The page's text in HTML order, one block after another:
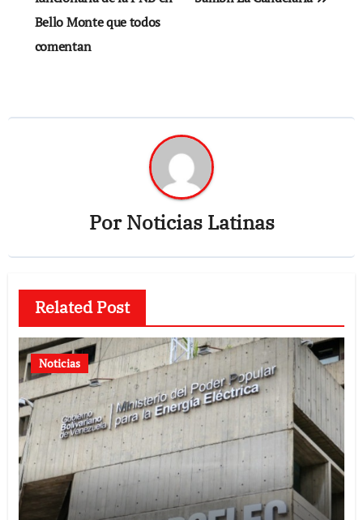
entradas
Bello Monte que todos
comentan
PorNoticias Latinas
Related Post
Noticias